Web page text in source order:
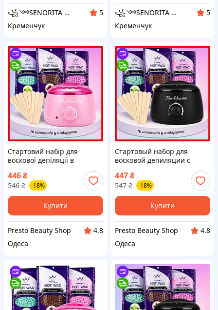
꧁༺SENORITA ༻꧂
5
Кременчук
꧁༺SENORITA ༻꧂
5
Кременчук
Стартовий набір для
воскової депіляції в
воскоплав Pro-Wax 100, віск
у гранулах, шпателі
446₴
546 ₴ -18%
Купити
Presto Beauty Shop
4.8
Одеса
Стартовый набор для
восковой депиляции с
пленочным воском konsung
300г, воскоплавом 100Вт
400г, шпатели 10шт
447₴
547 ₴ -18%
Купити
Presto Beauty Shop
4.8
Одеса